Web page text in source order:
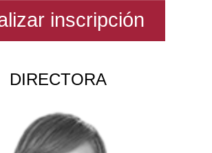
inscripción
DIRECTORA